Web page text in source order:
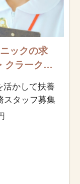
ックの求
ラーク）/
活かして扶養
スタッフ募集